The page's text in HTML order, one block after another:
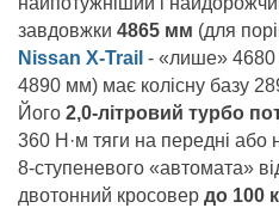
завдовжки 4865 мм (для
Nissan X-Trail - «лише» 4680
4890 мм) має колісну базу
Його 2,0-літровий турбо
360 Н·м тяги на передні або
8-ступеневого «автомата»
двотонний кросовер до 100